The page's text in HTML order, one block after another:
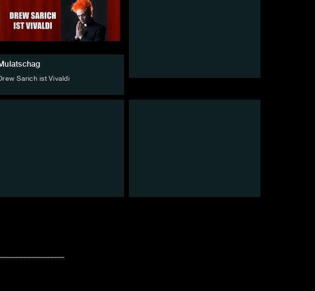
Sarich ist Vivaldi